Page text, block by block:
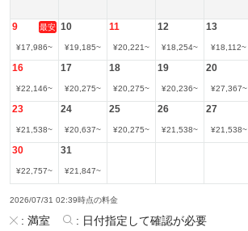
9 最安
¥17,986~
10
¥19,185~
11
¥20,221~
12
¥18,254~
13
¥18,112~
16
¥22,146~
17
¥20,275~
18
¥20,275~
19
¥20,236~
20
¥27,367~
23
¥21,538~
24
¥20,637~
25
¥20,275~
26
¥21,538~
27
¥21,538~
30
¥22,757~
31
¥21,847~
2026/07/31 02:39時点の料金
: 満室 : 日付指定して確認が必要